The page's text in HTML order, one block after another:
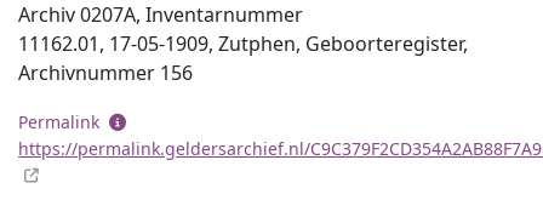
Archiv 0207A, Inventar­nummer
11162.01, 17-05-1909, Zutphen, Geboorteregister,
Archiv­nummer 156
Permalink
https://permalink.geldersarchief.nl/